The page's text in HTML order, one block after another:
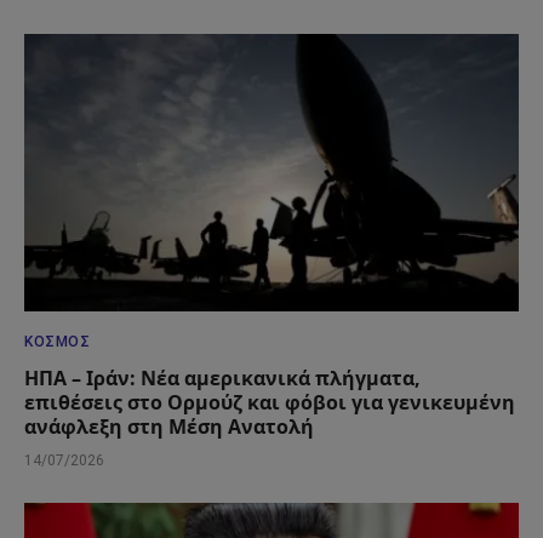
ΚΌΣΜΟΣ
ΗΠΑ – Ιράν: Νέα αμερικανικά πλήγματα,
επιθέσεις στο Ορμούζ και φόβοι για γενικευμένη
ανάφλεξη στη Μέση Ανατολή
14/07/2026